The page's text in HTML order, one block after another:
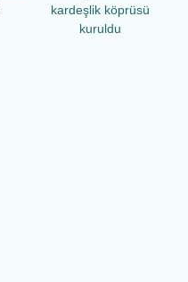
kardeşlik köprüsü
kuruldu